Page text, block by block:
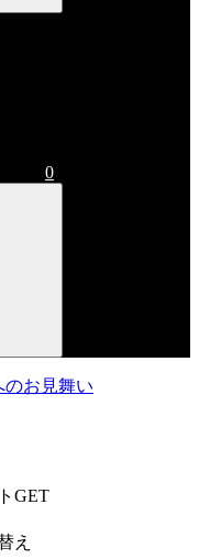
0
のお見舞い
GET
え